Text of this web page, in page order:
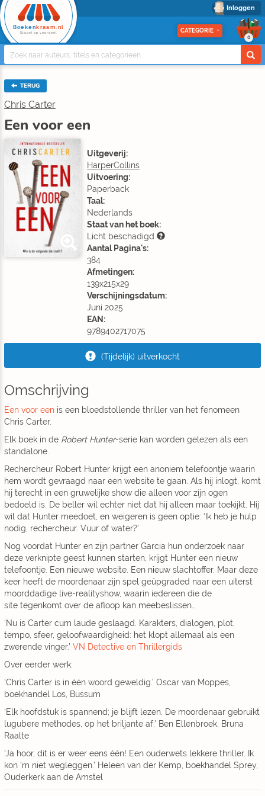
Inloggen
Boeken kraam.nl
Stapel op voordeel CATEGORIE
0
TERUG
Chris Carter
Een voor een
Uitgeverij:
HarperCollins
Uitvoering:
Paperback
Taal:
Nederlands
Staat van het boek:
Licht beschadigd
Aantal Pagina's:
384
Afmetingen:
139x215x29
Verschijningsdatum:
Juni 2025
EAN:
9789402717075
(Tijdelijk) uitverkocht
Omschrijving
Een voor een is een bloedstollende thriller van het fenomeen
Chris Carter.
Elk boek in de Robert Hunter-serie kan worden gelezen als een
standalone.
Rechercheur Robert Hunter krijgt een anoniem telefoontje waarin
hem wordt gevraagd naar een website te gaan. Als hij inlogt, komt
hij terecht in een gruwelijke show die alleen voor zíjn ogen
bedoeld is. De beller wil echter niet dat hij alleen maar toekijkt. Hij
wil dat Hunter meedoet, en weigeren is geen optie: ‘Ik heb je hulp
nodig, rechercheur. Vuur of water?’
Nog voordat Hunter en zijn partner Garcia hun onderzoek naar
deze verknipte geest kunnen starten, krijgt Hunter een nieuw
telefoontje. Een nieuwe website. Een nieuw slachtoffer. Maar deze
keer heeft de moordenaar zijn spel geüpgraded naar een uiterst
moorddadige live-realityshow, waarin iedereen die de
site tegenkomt over de afloop kan meebeslissen…
‘Nu is Carter cum laude geslaagd. Karakters, dialogen, plot,
tempo, sfeer, geloofwaardigheid: het klopt allemaal als een
zwerende vinger.’ VN Detective en Thrillergids
Over eerder werk:
‘Chris Carter is in één woord geweldig.’ Oscar van Moppes,
boekhandel Los, Bussum
‘Elk hoofdstuk is spannend; je blijft lezen. De moordenaar gebruikt
lugubere methodes, op het briljante af.’ Ben Ellenbroek, Bruna
Raalte
‘Ja hoor, dit is er weer eens één! Een ouderwets lekkere thriller. Ik
kon ’m niet wegleggen.’ Heleen van der Kemp, boekhandel Sprey,
Ouderkerk aan de Amstel